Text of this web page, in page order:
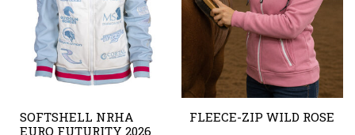
SOFTSHELL NRHA
EURO FUTURITY 2026
FLEECE-ZIP WILD ROSE